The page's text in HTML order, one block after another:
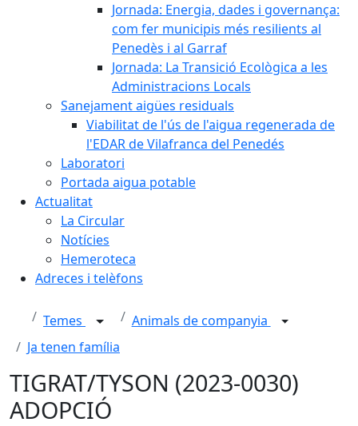
Jornada: Energia, dades i governança:
com fer municipis més resilients al
Penedès i al Garraf
Jornada: La Transició Ecològica a les
Administracions Locals
Sanejament aigües residuals
Viabilitat de l'ús de l'aigua regenerada de
l'EDAR de Vilafranca del Penedés
Laboratori
Portada aigua potable
Actualitat
La Circular
Notícies
Hemeroteca
Adreces i telèfons
Temes
Animals de companyia
Ja tenen família
TIGRAT/TYSON (2023-0030)
ADOPCIÓ